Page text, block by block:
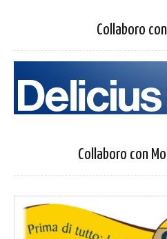
Collaboro con
Collaboro con